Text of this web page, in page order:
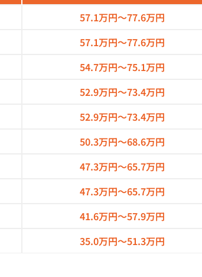
57.1万円～77.6万円
57.1万円～77.6万円
54.7万円～75.1万円
52.9万円～73.4万円
52.9万円～73.4万円
50.3万円～68.6万円
47.3万円～65.7万円
47.3万円～65.7万円
41.6万円～57.9万円
35.0万円～51.3万円